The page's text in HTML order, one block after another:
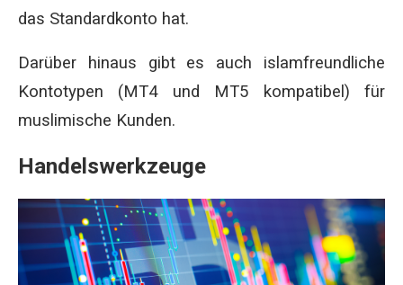
das Standardkonto hat.
Darüber hinaus gibt es auch islamfreundliche
Kontotypen (MT4 und MT5 kompatibel) für
muslimische Kunden.
Handelswerkzeuge